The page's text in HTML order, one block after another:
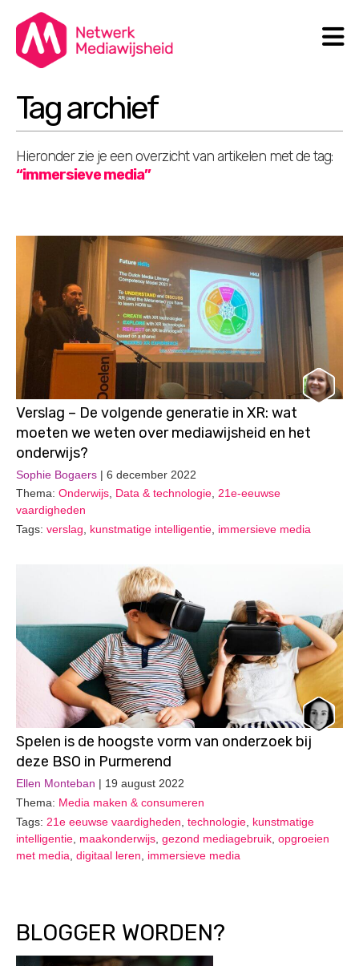
Search
Tag archief
Hieronder zie je een overzicht van artikelen met de tag:
“immersieve media”
Verslag – De volgende generatie in XR: wat
moeten we weten over mediawijsheid en het
onderwijs?
Sophie Bogaers | 6 december 2022
Thema: Onderwijs, Data & technologie, 21e-eeuwse
vaardigheden
Tags: verslag, kunstmatige intelligentie, immersieve media
Spelen is de hoogste vorm van onderzoek bij
deze BSO in Purmerend
Ellen Monteban | 19 august 2022
Thema: Media maken & consumeren
Tags: 21e eeuwse vaardigheden technologie kunstmatige
intelligentie maakonderwijs gezond mediagebruik opgroeien
met media digitaal leren immersieve media
BLOGGER WORDEN?